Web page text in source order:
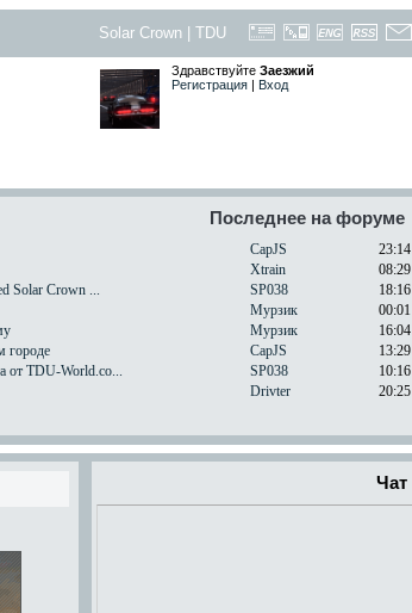
Solar Crown TDU
Здравствуйте Заезжий
Регистрация | Вход
Последнее на форуме
CapJS
23:14
Xtrain
08:29
Solar Crown ...
SP038
18:16
Мурзик
00:01
Мурзик
16:04
городе
CapJS
13:29
от TDU-World.co...
SP038
10:16
Drivter 20:25
Чат